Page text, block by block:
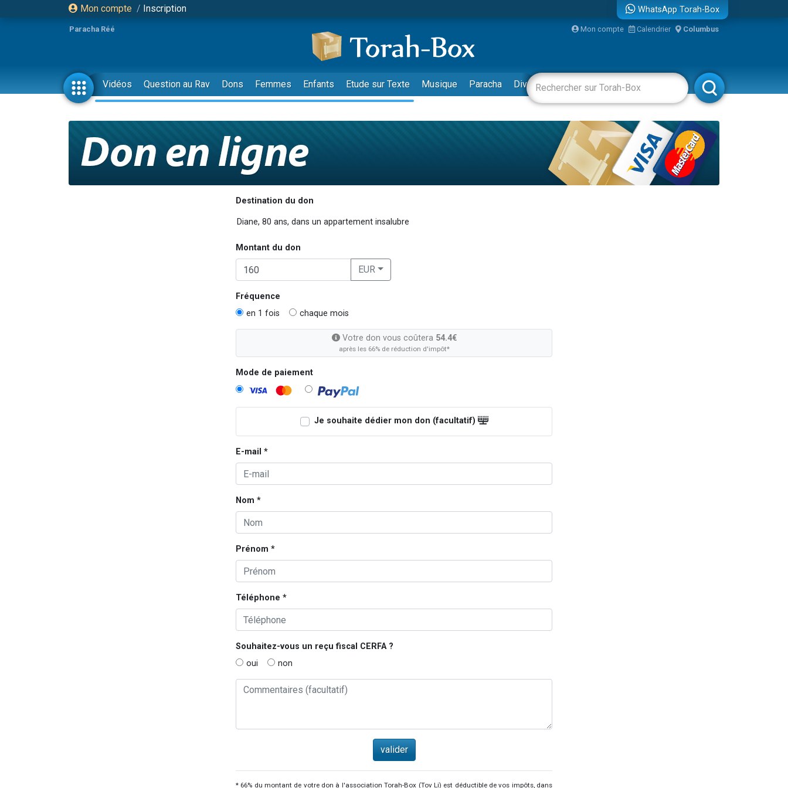
Mon compte / Inscription WhatsApp Torah-Box
Paracha Réé Mon compte Calendrier Columbus
Vidéos Question au Rav Dons Femmes Enfants Etude sur Texte Musique Paracha Divertissements Livres Rabbanim
Destination du don
Montant du don
EUR
Fréquence
en 1 fois
chaque mois
Votre don vous coûtera 54.4€
après les 66% de réduction d'impôt*
Mode de paiement
Je souhaite dédier mon don (facultatif)
E-mail *
Nom *
Prénom *
Téléphone *
Souhaitez-vous un reçu fiscal CERFA?
oui
non
* 66% du montant de votre don à l'association Torah-Box (Tov Li) est déductible de vos impôts, dans